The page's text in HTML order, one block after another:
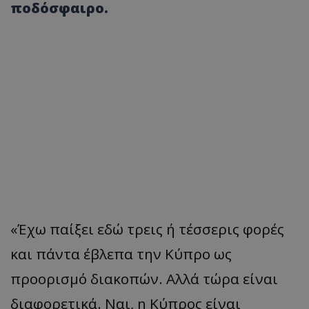
ποδόσφαιρο.
«Έχω παίξει εδώ τρεις ή τέσσερις φορές
και πάντα έβλεπα την Κύπρο ως
προορισμό διακοπών. Αλλά τώρα είναι
διαφορετικά. Ναι, η Κύπρος είναι